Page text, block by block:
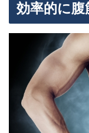
効率的に